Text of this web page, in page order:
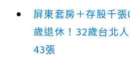
屏東套房＋存股千
歲退休！32歲台北
43張